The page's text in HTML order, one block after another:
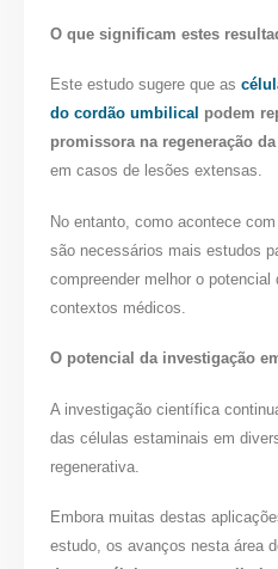
O que significam estes
Este estudo sugere que as
do cordão umbilical podem
promissora na regeneração
em casos de lesões extensas.
No entanto, como acontece
são necessários mais estudos
compreender melhor o
contextos médicos.
O potencial da investigação
A investigação científica
das células estaminais em
regenerativa.
Embora muitas destas
estudo, os avanços nesta área